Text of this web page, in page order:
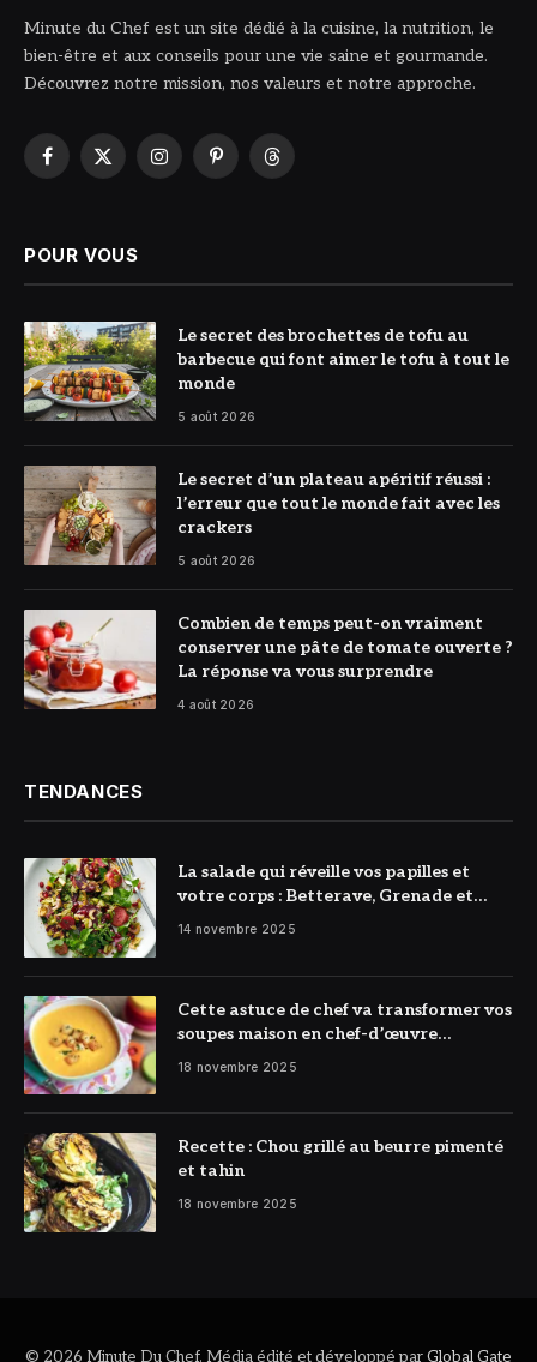
Minute du Chef est un site dédié à la cuisine, la nutrition, le
bien-être et aux conseils pour une vie saine et gourmande.
Découvrez notre mission, nos valeurs et notre approche.
Facebook
X
InstagramPinterestThreads
POUR VOUS
© DR
Le secret des brochettes de tofu au
barbecue qui font aimer le tofu à tout le
monde
5 août 2026
© DR
Le secret d’un plateau apéritif réussi :
l’erreur que tout le monde fait avec les
crackers
5 août 2026
© DR
Combien de temps peut-on vraiment
conserver une pâte de tomate ouverte ?
La réponse va vous surprendre
4 août 2026
TENDANCES
La salade qui réveille vos papilles et
votre corps : Betterave, Grenade et
Citron à l’honneur
14 novembre 2025
Cette astuce de chef va transformer vos
soupes maison en chef-d’œuvre
réconfortant
18 novembre 2025
Recette : Chou grillé au beurre pimenté
et tahin
18 novembre 2025
© 2026 Minute Du Chef. Média édité et développé parGlobal Gate